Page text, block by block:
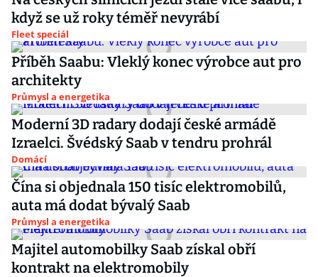
když se už roky téměř nevyrábí
Fleet speciál
Příběh Saabu: Vleklý konec výrobce aut pro
architekty
Průmysl a energetika
Moderní 3D radary dodají české armádě
Izraelci. Švédský Saab v tendru prohrál
Domácí
Čína si objednala 150 tisíc elektromobilů,
auta má dodat bývalý Saab
Průmysl a energetika
Majitel automobilky Saab získal obří
kontrakt na elektromobily